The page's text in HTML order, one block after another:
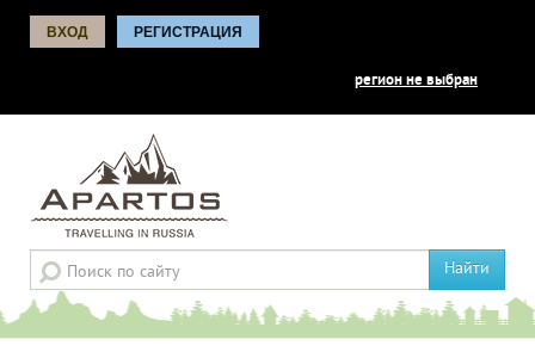
ВХОД РЕГИСТРАЦИЯ
регион не выбран
Найти